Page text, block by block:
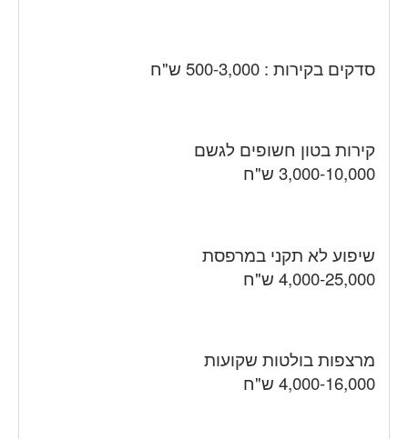
סדקים בקירות : 500-3,000 ש"ח
קירות בטון חשופים לגשם
3,000-10,000 ש"ח
שיפוע לא תקני במרפסת
4,000-25,000 ש"ח
מרצפות בולטות שקועות
4,000-16,000 ש"ח